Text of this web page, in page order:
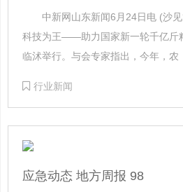
中新网山东新闻6月24日电 (沙见
科技为王——助力国家新一轮千亿斤
临沭举行。与会专家指出，今年，农
行业新闻
应急动态 地方周报 98